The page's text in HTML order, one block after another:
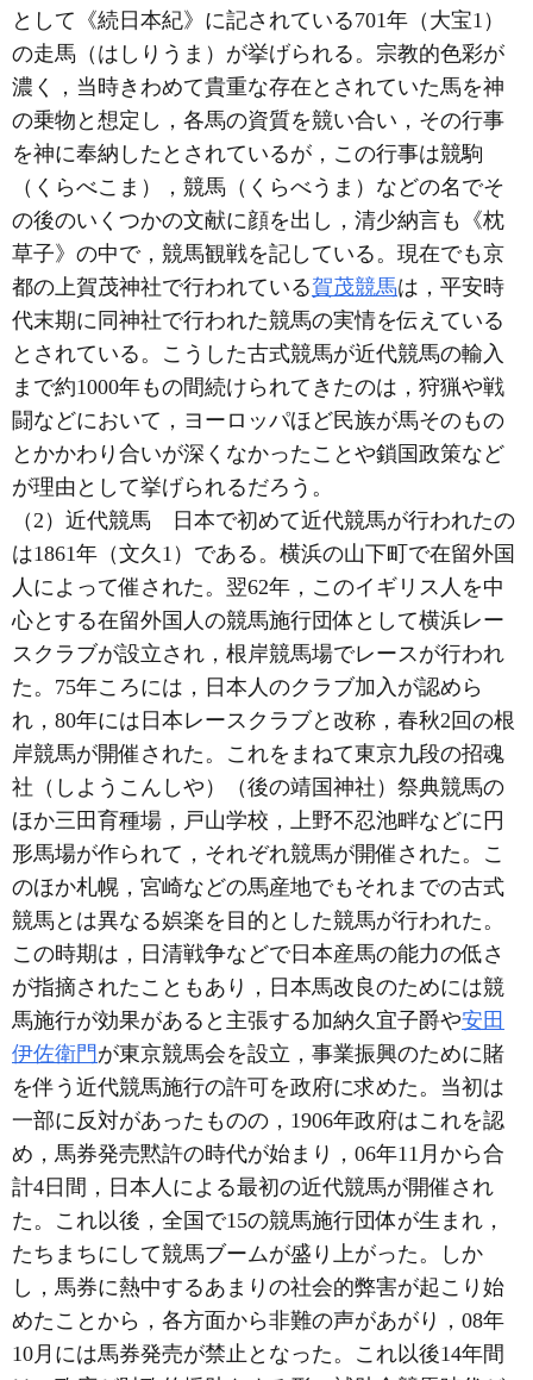
として《続日本紀》に記されている701年（大宝1）
の走馬（はしりうま）が挙げられる。宗教的色彩が
濃く，当時きわめて貴重な存在とされていた馬を神
の乗物と想定し，各馬の資質を競い合い，その行事
を神に奉納したとされているが，この行事は競駒
（くらべこま），競馬（くらべうま）などの名でそ
の後のいくつかの文献に顔を出し，清少納言も《枕
草子》の中で，競馬観戦を記している。現在でも京
都の上賀茂神社で行われている賀茂競馬は，平安時
代末期に同神社で行われた競馬の実情を伝えている
とされている。こうした古式競馬が近代競馬の輸入
まで約1000年もの間続けられてきたのは，狩猟や戦
闘などにおいて，ヨーロッパほど民族が馬そのもの
とかかわり合いが深くなかったことや鎖国政策など
が理由として挙げられるだろう。
（2）近代競馬 日本で初めて近代競馬が行われたの
は1861年（文久1）である。横浜の山下町で在留外国
人によって催された。翌62年，このイギリス人を中
心とする在留外国人の競馬施行団体として横浜レー
スクラブが設立され，根岸競馬場でレースが行われ
た。75年ころには，日本人のクラブ加入が認めら
れ，80年には日本レースクラブと改称，春秋2回の根
岸競馬が開催された。これをまねて東京九段の招魂
社（しようこんしや）（後の靖国神社）祭典競馬の
ほか三田育種場，戸山学校，上野不忍池畔などに円
形馬場が作られて，それぞれ競馬が開催された。こ
のほか札幌，宮崎などの馬産地でもそれまでの古式
競馬とは異なる娯楽を目的とした競馬が行われた。
この時期は，日清戦争などで日本産馬の能力の低さ
が指摘されたこともあり，日本馬改良のためには競
馬施行が効果があると主張する加納久宜子爵や安田
伊佐衛門 が東京競馬会を設立，事業振興のために賭
を伴う近代競馬施行の許可を政府に求めた。当初は
一部に反対があったものの，1906年政府はこれを認
め，馬券発売黙許の時代が始まり，06年11月から合
計4日間，日本人による最初の近代競馬が開催され
た。これ以後，全国で15の競馬施行団体が生まれ，
たちまちにして競馬ブームが盛り上がった。しか
し，馬券に熱中するあまりの社会的弊害が起こり始
めたことから，各方面から非難の声があがり，08年
10月には馬券発売が禁止となった。これ以後14年間